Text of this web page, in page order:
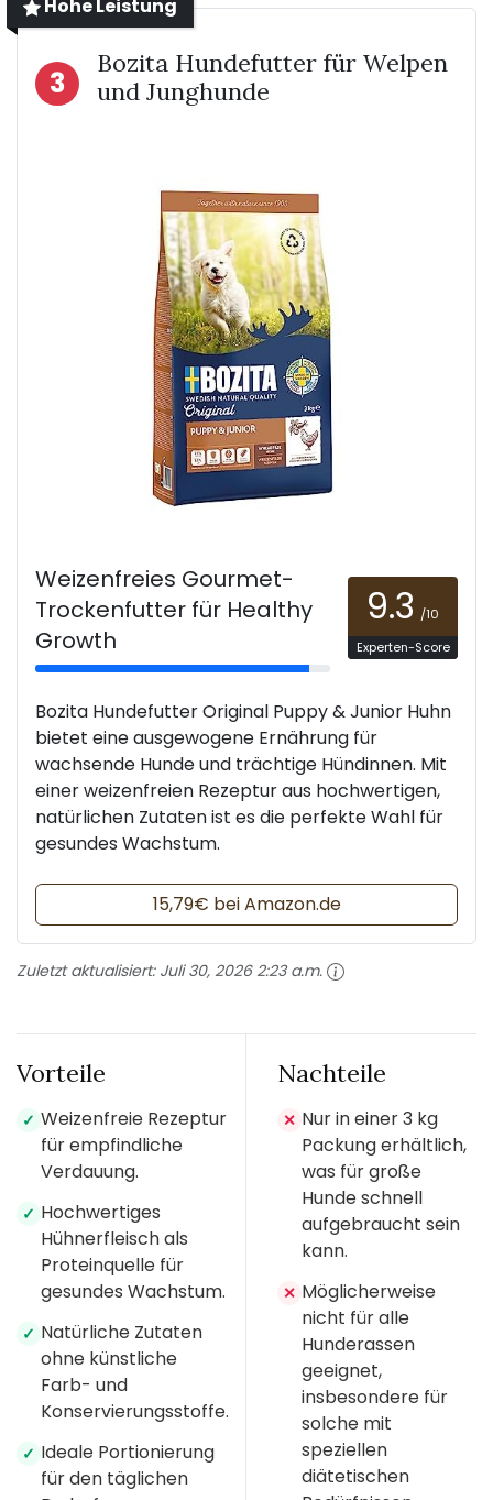
Hohe Leistung
3
Bozita Hundefutter für Welpen
und Junghunde
Weizenfreies Gourmet-
Trockenfutter für Healthy
Growth
9.3 /10
Experten-Score
Bozita Hundefutter Original Puppy & Junior Huhn
bietet eine ausgewogene Ernährung für
wachsende Hunde und trächtige Hündinnen. Mit
einer weizenfreien Rezeptur aus hochwertigen,
natürlichen Zutaten ist es die perfekte Wahl für
gesundes Wachstum.
15,79€ bei Amazon.de
Zuletzt aktualisiert: Juli 30, 2026 2:23 a.m.
Vorteile
✓ Weizenfreie Rezeptur
für empfindliche
Verdauung.
✓ Hochwertiges
Hühnerfleisch als
Proteinquelle für
gesundes Wachstum.
✓ Natürliche Zutaten
ohne künstliche
Farb- und
Konservierungsstoffe.
✓ Ideale Portionierung
für den täglichen
Nachteile
✕ Nur in einer 3 kg
Packung erhältlich,
was für große
Hunde schnell
aufgebraucht sein
kann.
✕ Möglicherweise
nicht für alle
Hunderassen
geeignet,
insbesondere für
solche mit
speziellen
diätetischen